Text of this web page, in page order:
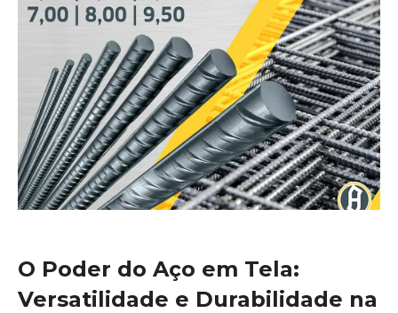
O Poder do Aço em Tela:
Versatilidade e Durabilidade na